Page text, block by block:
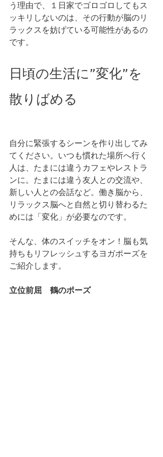
う理由で、１日家でゴロゴロしてもス
ッキリしないのは、その行動が脳のリ
ラックスを妨げている可能性があるの
です。
日頃の生活に”変化”を
散りばめる
自分に緊張するシーンを作り出してみ
てください。いつも慣れた場所へ行く
人は、たまには違うカフェやレストラ
ンに。たまには違う友人との交流や、
新しい人との会話など。働き脳から、
リラックス脳へと自然と切り替わるた
めには「変化」が必要なのです。
そんな、体のスイッチをオン！脳も気
持ちもリフレッシュするヨガポーズを
ご紹介します。
立位前屈　鶴のポーズ